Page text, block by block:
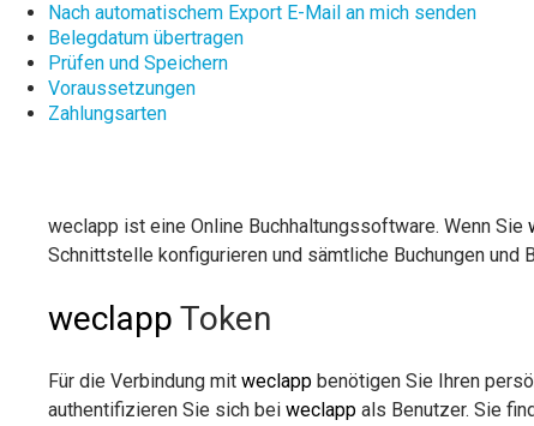
Nach automatischem Export E-Mail an mich senden
Belegdatum übertragen
Prüfen und Speichern
Voraussetzungen
Zahlungsarten
weclapp ist eine Online Buchhaltungssoftware. Wenn Sie
Schnittstelle konfigurieren und sämtliche Buchungen und
weclapp Token
Für die Verbindung mitweclapp benötigen Sie Ihren
authentifizieren Sie sich beiweclapp als Benutzer. Sie